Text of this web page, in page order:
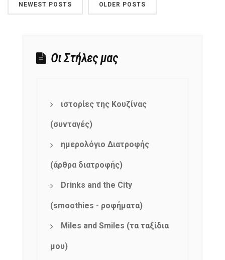
NEWEST POSTS OLDER POSTS
Οι Στήλες μας
ιστορίες της Κουζίνας
(συνταγές)
ημερολόγιο Διατροφής
(άρθρα διατροφής)
Drinks and the City
(smoothies - ροφήματα)
Miles and Smiles (τα ταξίδια
μου)